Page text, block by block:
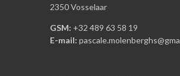
2350 Vosselaar
GSM: +32 489 63 58 19
E-mail: